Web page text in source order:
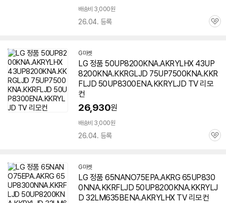
배송비 3,000원
26.04. 등록
관
G마켓
LG 정품 50UP8200KNA.AKRYLHX 43UP
8200KNA.KKRGLJD 75UP7500KNA.KKR
FLJD 50UP8300ENA.KKRYLJD TV 리모
컨
26,930원
배송비 3,000원
26.04. 등록
관
G마켓
LG 정품 65NANO75EPA.AKRG 65UP830
0NNA.KKRFLJD 50UP8200KNA.KKRYLJ
D 32LM635BENA.AKRYLHX TV 리모컨